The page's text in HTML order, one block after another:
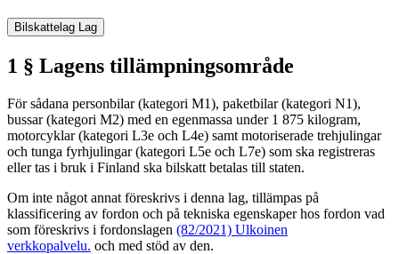
Bilskattelag Lag
1 § Lagens tillämpningsområde
För sådana personbilar (kategori M1), paketbilar (kategori N1),
bussar (kategori M2) med en egenmassa under 1 875 kilogram,
motorcyklar (kategori L3e och L4e) samt motoriserade trehjulingar
och tunga fyrhjulingar (kategori L5e och L7e) som ska registreras
eller tas i bruk i Finland ska bilskatt betalas till staten.
Om inte något annat föreskrivs i denna lag, tillämpas på
klassificering av fordon och på tekniska egenskaper hos fordon vad
som föreskrivs i fordonslagen (82/2021) Ulkoinen
verkkopalvelu. och med stöd av den.